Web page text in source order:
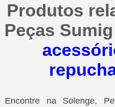
Produtos
Peças
Encontre na Solenge,